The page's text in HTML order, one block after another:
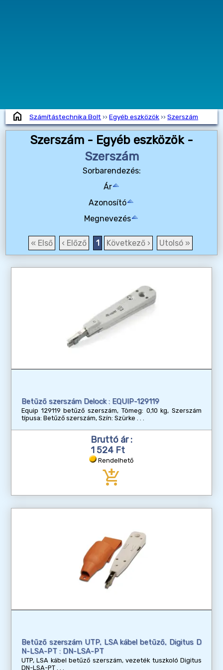
home Számítástechnika Bolt››Egyéb eszközök››Szerszám
Szerszám - Egyéb eszközök -
Szerszám
Sorbarendezés:
Ár
Azonosító
Megnevezés
« Első ‹ Előző 1 Következő › Utolsó »
Betűző szerszám Delock : EQUIP-129119
Equip 129119 betűző szerszám, Tömeg: 0,10 kg, Szerszám
típusa: Betűző szerszám, Szín: Szürke
Bruttó ár :
1 524 Ft
Rendelhető
add_shopping_cart
Betűző szerszám UTP, LSA kábel betűző, Digitus D
N-LSA-PT : DN-LSA-PT
UTP, LSA kábel betűző szerszám, vezeték tuszkoló Digitus
DN-LSA-PT